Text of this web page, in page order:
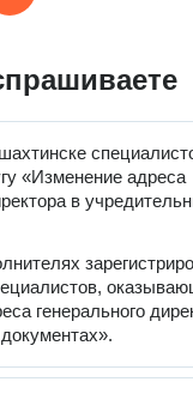
«Изменение адреса
в
генерального